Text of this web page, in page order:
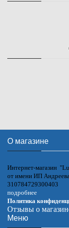
О магазине
Интернет-магазин
от имени ИП
310784729300403
подробнее
Политика
Отзывы о
Меню